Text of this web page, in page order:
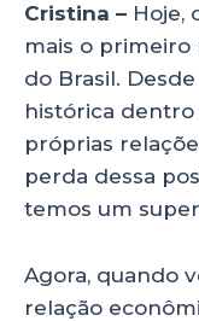
Cristina – Hoje,
mais o
do Brasil.
histórica dentro
próprias
perda dessa
temos um
Agora, quando
relação